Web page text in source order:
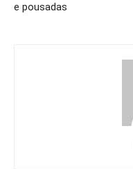
e pousadas